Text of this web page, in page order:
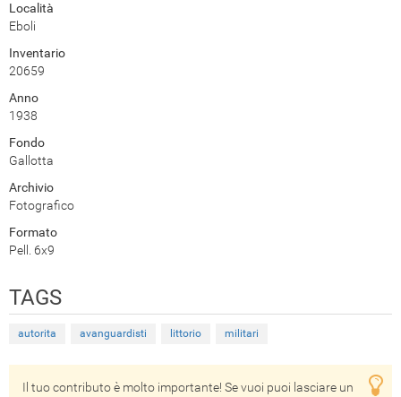
Località
Eboli
Inventario
20659
Anno
1938
Fondo
Gallotta
Archivio
Fotografico
Formato
Pell. 6x9
TAGS
autorita avanguardisti littorio militari
Il tuo contributo è molto importante! Se vuoi puoi lasciare un